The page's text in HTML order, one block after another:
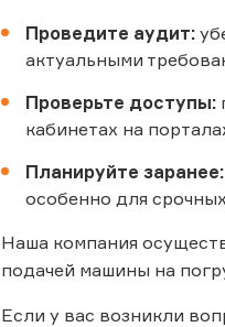
Проведите аудит:
актуальными
Проверьте доступы:
кабинетах на
Планируйте заранее:
особенно для
Наша компания
подачей машины на
Если у вас возникли